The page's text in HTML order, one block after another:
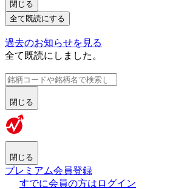
閉じる
全て既読にする
過去のお知らせを見る
全て既読にしました。
閉じる
閉じる
プレミアム会員登録
すでに会員の方はログイン